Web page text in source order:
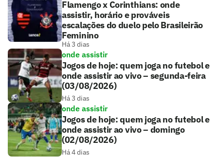
Flamengo x Corinthians: onde
assistir, horário e prováveis
escalações do duelo pelo Brasileirão
Feminino
Há 3 dias
onde assistir
Jogos de hoje: quem joga no futebol e
onde assistir ao vivo – segunda-feira
(03/08/2026)
Há 3 dias
onde assistir
Jogos de hoje: quem joga no futebol e
onde assistir ao vivo – domingo
(02/08/2026)
Há 4 dias